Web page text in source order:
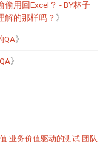
用回Excel？ - BY林子
解的那样吗？ 》
QA》
》
业务价值驱动的测试 团队